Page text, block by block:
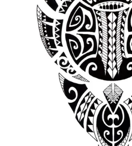
Ouvrir
1
des
dans
la
vue
de
la
galerie